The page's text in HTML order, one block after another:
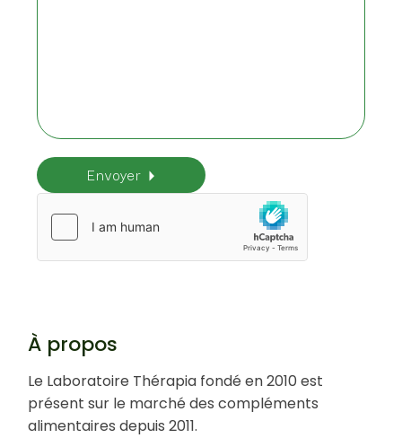
Envoyer
À propos
Le Laboratoire Thérapia fondé en 2010 est
présent sur le marché des compléments
alimentaires depuis 2011.